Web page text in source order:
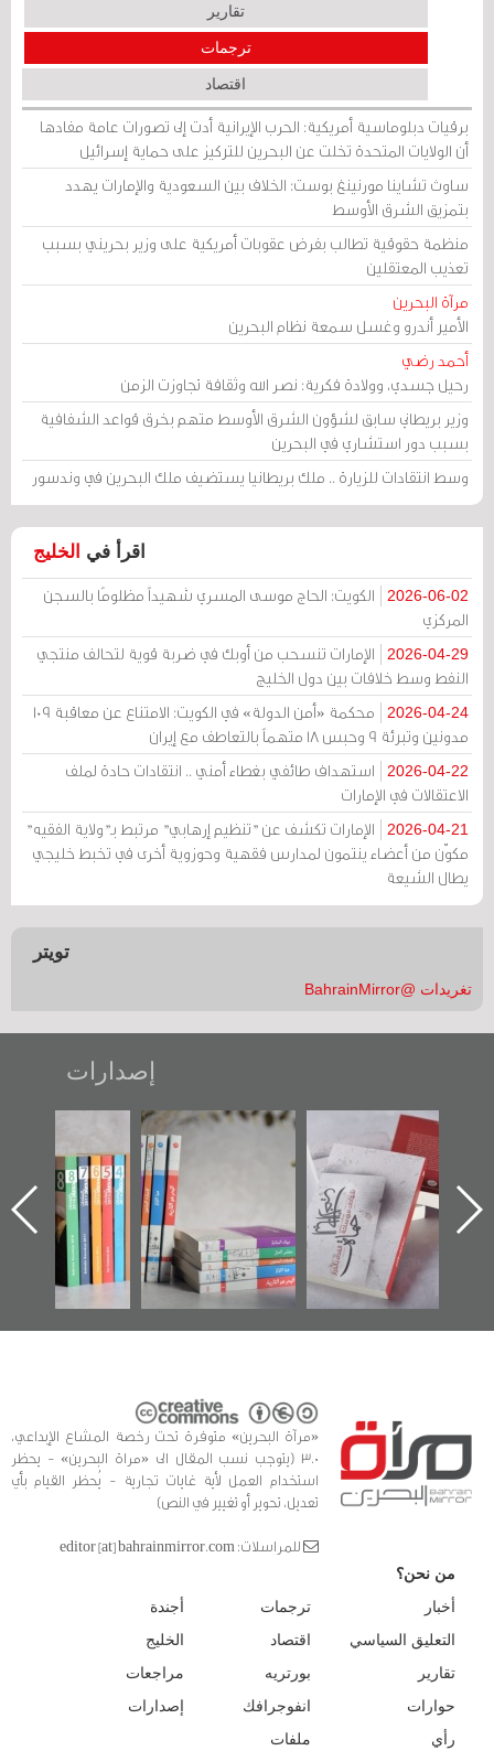
تقارير
ترجمات
اقتصاد
برقيات دبلوماسية أمريكية: الحرب الإيرانية أدت إلى تصورات عامة مفادها
أن الولايات المتحدة تخلت عن البحرين للتركيز على حماية إسرائيل
ساوث تشاينا مورنينغ بوست: الخلاف بين السعودية والإمارات يهدد
بتمزيق الشرق الأوسط
منظمة حقوقية تطالب بفرض عقوبات أمريكية على وزير بحريني بسبب
تعذيب المعتقلين
مرآة البحرين
الأمير أندرو وغسل سمعة نظام البحرين
أحمد رضي
رحيل جسدي، وولادة فكرية: نصر الله وثقافة تجاوزت الزمن
وزير بريطاني سابق لشؤون الشرق الأوسط متهم بخرق قواعد الشفافية
بسبب دور استشاري في البحرين
وسط انتقادات للزيارة .. ملك بريطانيا يستضيف ملك البحرين في وندسور
اقرأ في الخليج
2026-06-02
الكويت: الحاج موسى المسري شهيداً مظلومًا بالسجن
المركزي
2026-04-29
الإمارات تنسحب من أوبك في ضربة قوية لتحالف منتجي
النفط وسط خلافات بين دول الخليج
2026-04-24
محكمة «أمن الدولة» في الكويت: الامتناع عن معاقبة 109
مدونين وتبرئة 9 وحبس 18 متهماً بالتعاطف مع إيران
2026-04-22
استهداف طائفي بغطاء أمني .. انتقادات حادة لملف
الاعتقالات في الإمارات
2026-04-21
الإمارات تكشف عن "تنظيم إرهابي" مرتبط بـ"ولاية الفقيه"
مكوّن من أعضاء ينتمون لمدارس فقهية وحوزوية أخرى في تخبط خليجي
يطال الشيعة
تويتر
تغريدات @BahrainMirror
إصدارات
"حماة الباب الأخير":
الإصدار الأول عن
اعتصام الدراز
وأحداث ساحة
الفداء لمركز أوال
للدراسات والتوثيق
تصنيف موضوعي
للوثائق البريطانية
يقدمه «مركز أوال»
في سلسلة من 5
كتب
تصدر حصاد
الساحات 2019
«مرآة البحرين» متوفرة تحت رخصة المشاع الإبداعي،
3.0 (يتوجب نسب المقال الى «مراة البحرين» - يحظر
استخدام العمل لأية غايات تجارية - يُحظر القيام بأي
تعديل، تحوير أو تغيير في النص)
للمراسلات: editor [at] bahrainmirror.com
من نحن؟
أخبار
التعليق السياسي
تقارير
حوارات
رأي
ترجمات
اقتصاد
بورتريه
انفوجرافك
ملفات
أجندة
الخليج
مراجعات
إصدارات